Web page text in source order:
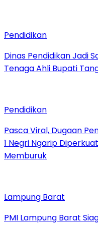
Pendidikan
Dinas Pendidikan Jadi
Tenaga Ahli Bupati
Pendidikan
Pasca Viral, Dugaan
1 Negri Ngarip
Memburuk
Lampung Barat
PMI Lampung Barat